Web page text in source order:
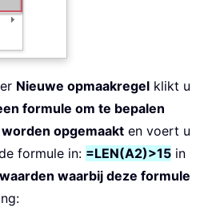
Nieuwe opmaakregel klikt u
formule om te bepalen
opgemaakt en voert u
formule in: =LEN(A2)>15 in
waarbij deze formule